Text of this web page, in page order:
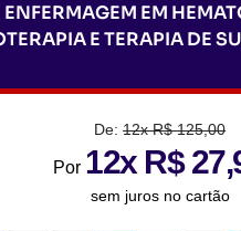
ENFERMAGEM EM
E TERAPIA DE
De:12x R$ 125,00
Por 12x R$
sem juros no cartão